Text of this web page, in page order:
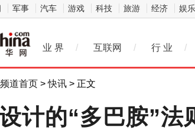
军事 汽车 游戏 科技 旅游 经济 娱乐
业 界 / 互联网 / 行 业 /
频道首页 >快讯 > 正文
计的“多巴胺”